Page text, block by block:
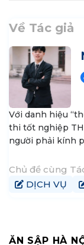
Về Tác giả
Với danh hiệu
thi tốt nghiệp
người phải kính
trường THPT
đạt điểm tối đa
đăng quang thủ
Chủ đề cùng
DỊCH VỤ
ĂN SẬP HÀ